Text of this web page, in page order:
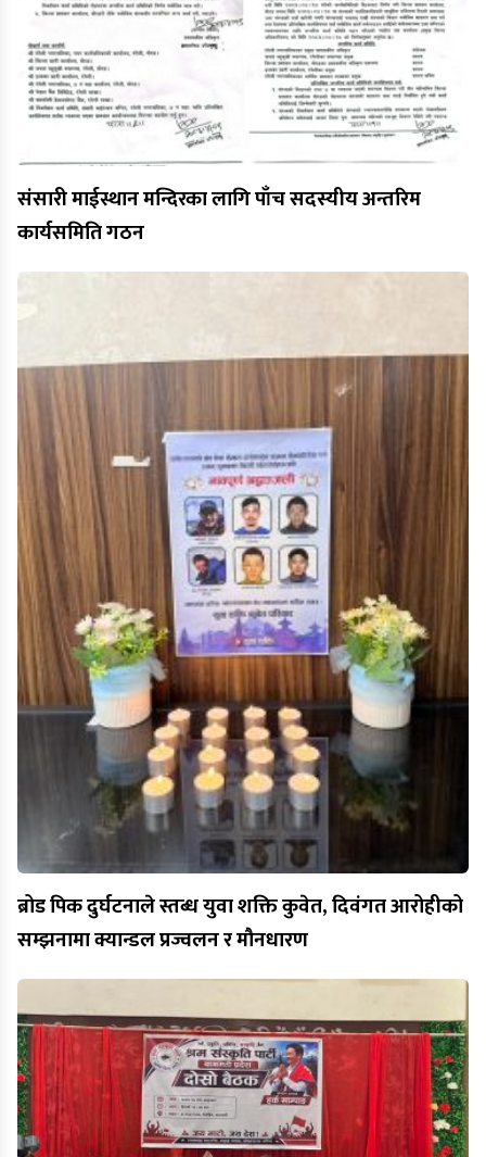
संसारी माईस्थान मन्दिरका लागि पाँच सदस्यीय अन्तरिम
कार्यसमिति गठन
ब्रोड पिक दुर्घटनाले स्तब्ध युवा शक्ति कुवेत, दिवंगत आरोहीको
सम्झनामा क्यान्डल प्रज्वलन र मौनधारण